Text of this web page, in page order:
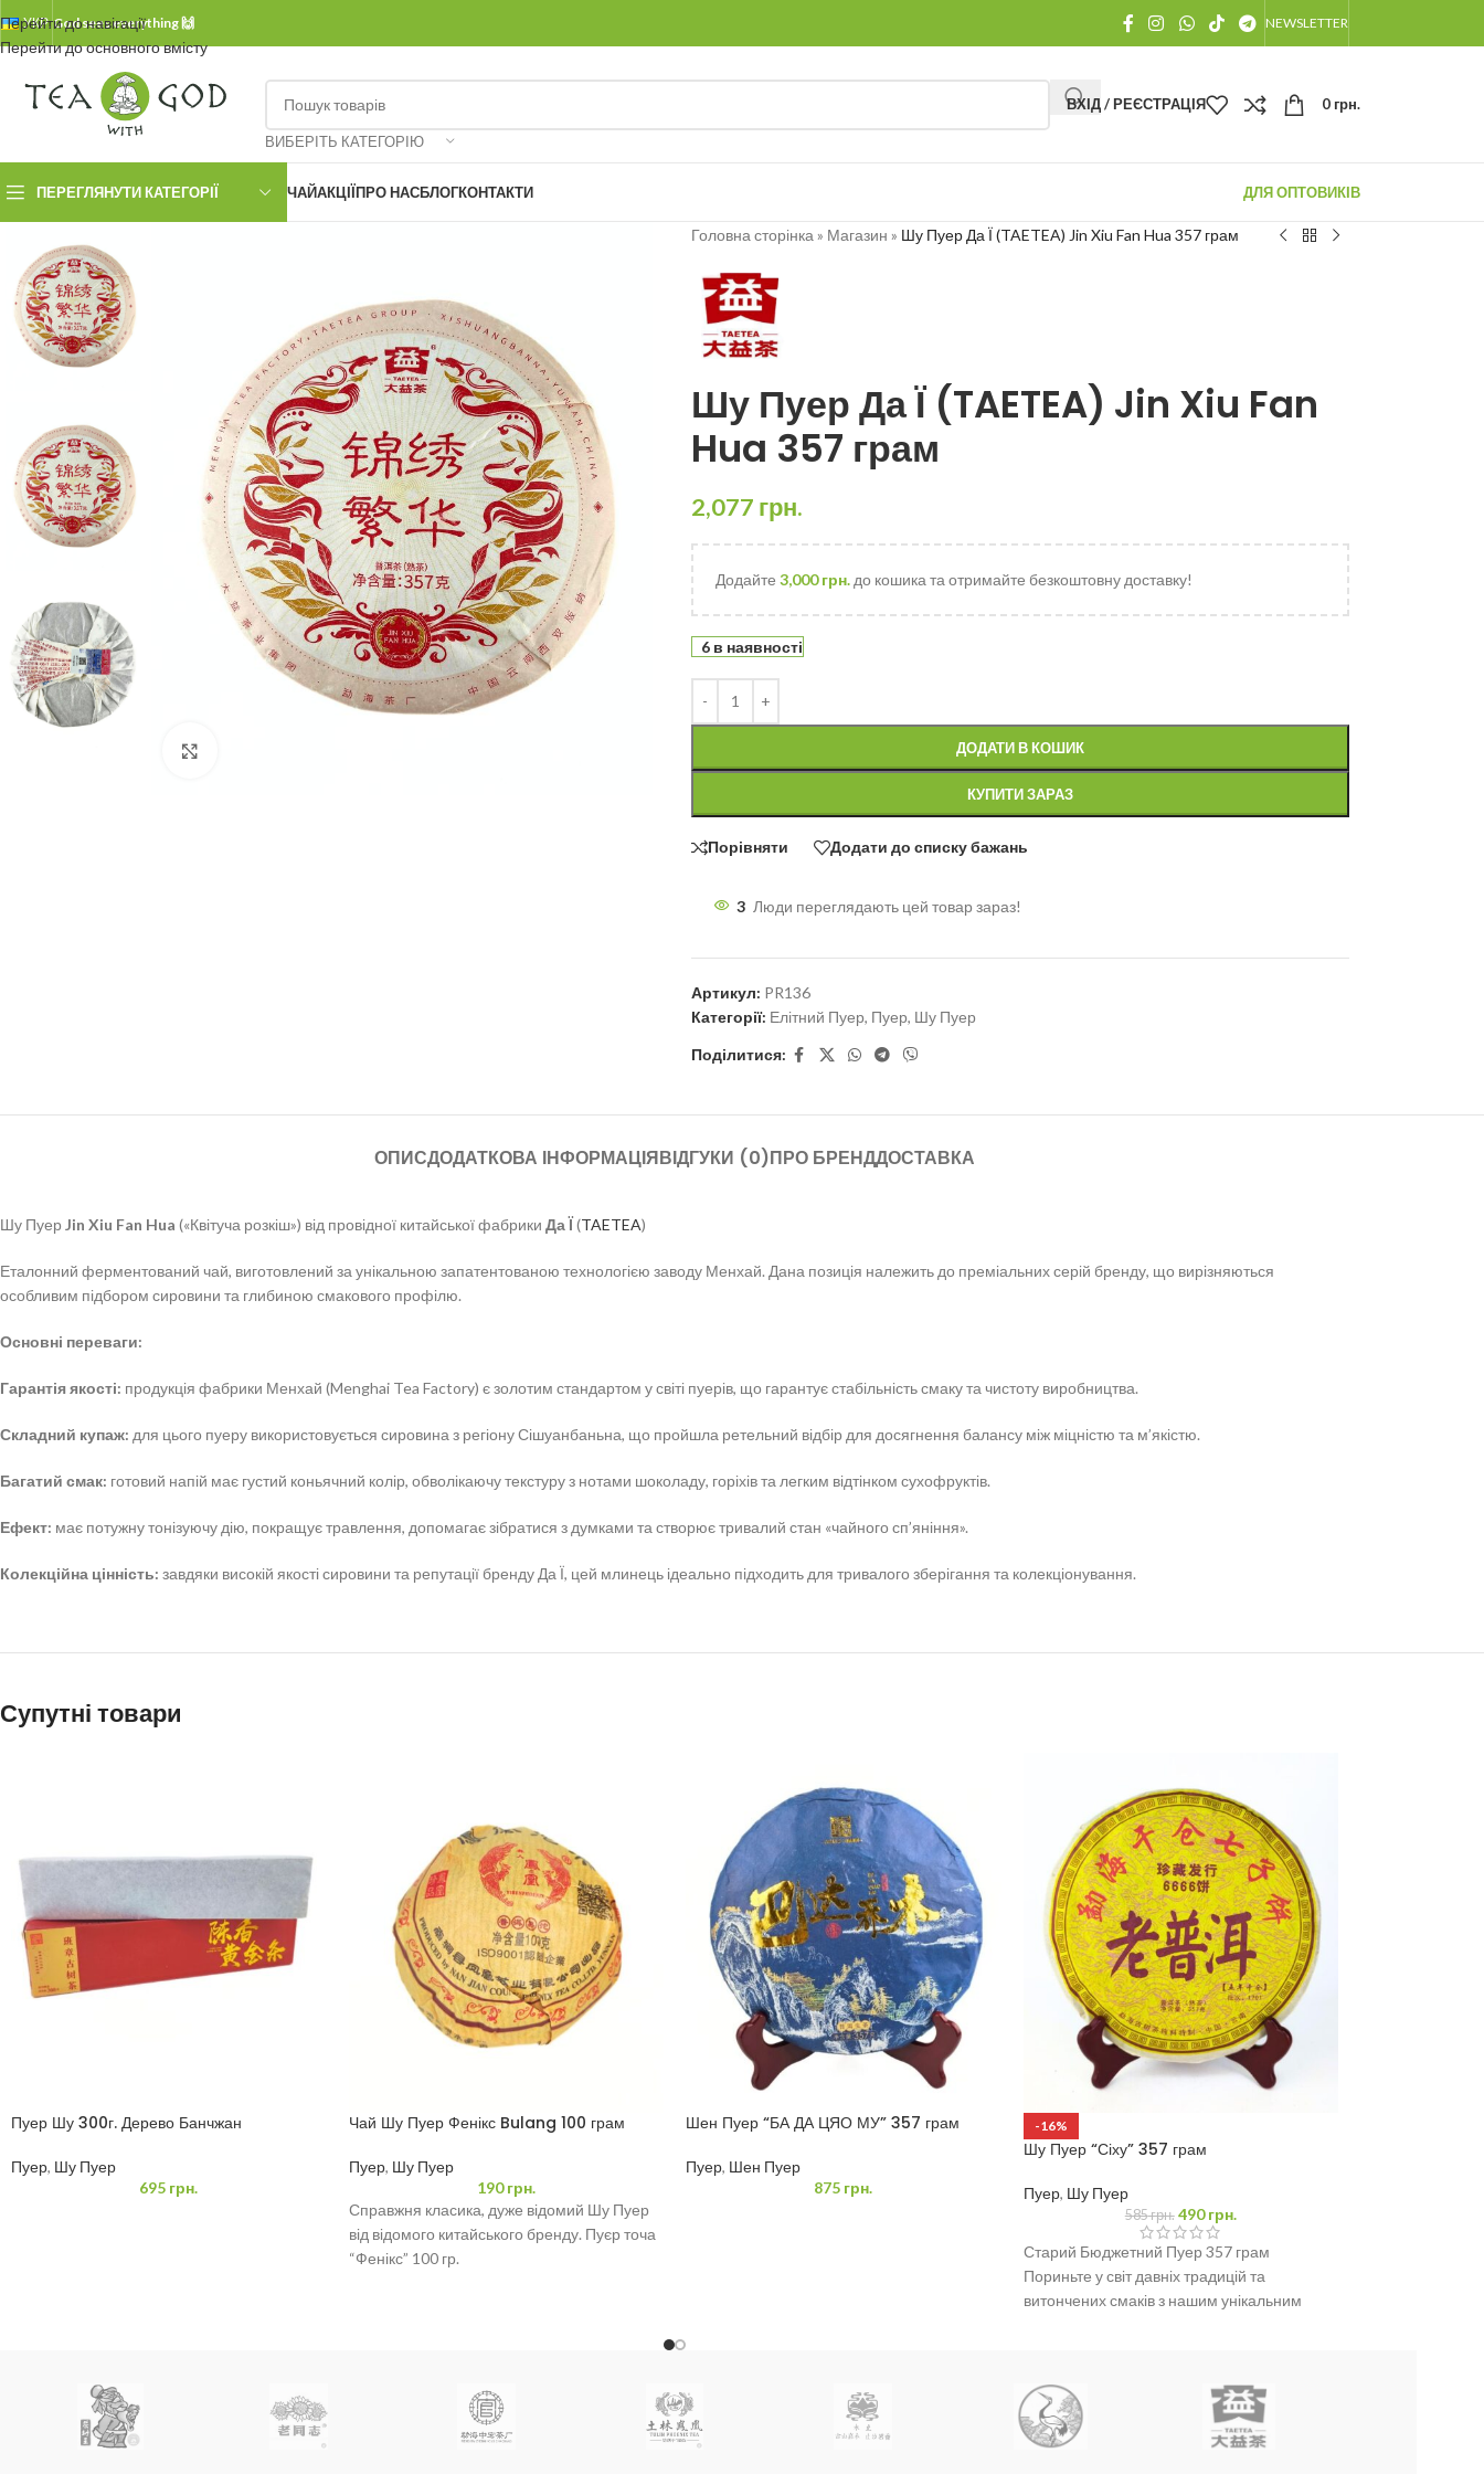
Перейти до навігації
Перейти до основного вмісту
УКР.God sees everything 🙌 NEWSLETTER
ВИБЕРІТЬ КАТЕГОРІЮ
ВХІД / РЕЄСТРАЦІЯ 0 грн.
ПЕРЕГЛЯНУТИ КАТЕГОРІЇ ЧАЙАКЦІЇПРО НАСБЛОГКОНТАКТИ ДЛЯ ОПТОВИКІВ
Головна сторінка » Магазин » Шу Пуер Да Ї (TAETEA) Jin Xiu Fan Hua 357 грам
Шу Пуер Да Ї (TAETEA) Jin Xiu Fan
Hua 357 грам
2,077 грн.
Додайте 3,000грн.до кошика та отримайте безкоштовну доставку!
6 в наявності
ДОДАТИ В КОШИК
КУПИТИ ЗАРАЗ
Порівняти Додати до списку бажань
3 Люди переглядають цей товар зараз!
Артикул: PR136
Категорії: Елітний Пуер, Пуер, Шу Пуер
Поділитися:
ОПИСДОДАТКОВА ІНФОРМАЦІЯВІДГУКИ (0)ПРО БРЕНДДОСТАВКА
Шу ПуерJin Xiu Fan Hua («Квітуча розкіш») від провідної китайської фабрики Да Ї(TAETEA)
Еталонний ферментований чай, виготовлений за унікальною запатентованою технологією заводу Менхай. Дана позиція належить до преміальних серій бренду, що вирізняються
особливим підбором сировини та глибиною смакового профілю.
Основні переваги:
Гарантія якості: продукція фабрики Менхай (Menghai Tea Factory) є золотим стандартом у світі пуерів, що гарантує стабільність смаку та чистоту виробництва.
Складний купаж: для цього пуеру використовується сировина з регіону Сішуанбаньна, що пройшла ретельний відбір для досягнення балансу між міцністю та м’якістю.
Багатий смак: готовий напій має густий коньячний колір, обволікаючу текстуру з нотами шоколаду, горіхів та легким відтінком сухофруктів.
Ефект: має потужну тонізуючу дію, покращує травлення, допомагає зібратися з думками та створює тривалий стан «чайного сп’яніння».
Колекційна цінність: завдяки високій якості сировини та репутації бренду Да Ї, цей млинець ідеально підходить для тривалого зберігання та колекціонування.
Супутні товари
Пуер Шу 300г. Дерево Банчжан
Пуер, Шу Пуер
695 грн.
Чай Шу Пуер Фенікс Bulang 100 грам
Пуер, Шу Пуер
190грн.
Справжня класика, дуже відомий Шу Пуер
від відомого китайського бренду. Пуєр точа
“Фенікс” 100 гр.
Шен Пуер “БА ДА ЦЯО МУ” 357 грам
Пуер, Шен Пуер
875 грн.
-16%
Шу Пуер “Сіху” 357 грам
Пуер, Шу Пуер
585грн. 490грн.
Старий Бюджетний Пуер 357 грам
Пориньте у світ давніх традицій та
витончених смаків з нашим унікальним